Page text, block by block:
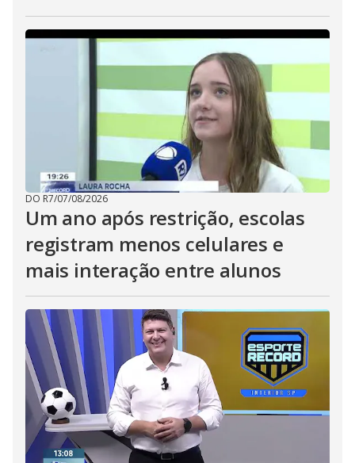
DO R7/07/08/2026
Um ano após restrição, escolas
registram menos celulares e
mais interação entre alunos